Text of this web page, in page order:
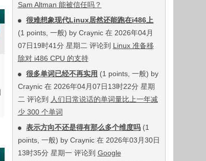
Sam Altman 能被信任吗？
很难想象现代Linux居然还能跑在i486上
(1 points, 一般) by Craynic 在 2026年04月
07日19时41分 星期二 评论到 Linux 准备移
除对 i486 CPU 的支持
很多单词已经不再实用 (1 points, 一般) by
Craynic 在 2026年04月07日13时22分 星期
二 评论到
人们日常说话的单词量比上一年减
少 300 个单词
表示方向不还是得有那么多个维度吗 (1
points, 一般) by Craynic 在 2026年03月30日
13时35分 星期一 评论到 Google